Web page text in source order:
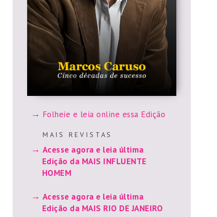
Folheie e leia online essa Edição
M A I S R E V I S T A S
Acesse agora e leia última
Edição da MAIS INFLUENTE
HOMEM
Acesse agora e leia última
Edição da MAIS RIO DE JANEIRO